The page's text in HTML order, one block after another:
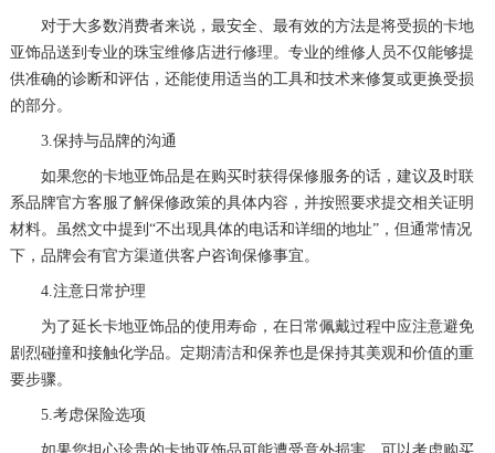
对于大多数消费者来说，最安全、最有效的方法是将受损的卡地
亚饰品送到专业的珠宝维修店进行修理。专业的维修人员不仅能够提
供准确的诊断和评估，还能使用适当的工具和技术来修复或更换受损
的部分。
3.保持与品牌的沟通
如果您的卡地亚饰品是在购买时获得保修服务的话，建议及时联
系品牌官方客服了解保修政策的具体内容，并按照要求提交相关证明
材料。虽然文中提到“不出现具体的电话和详细的地址”，但通常情况
下，品牌会有官方渠道供客户咨询保修事宜。
4.注意日常护理
为了延长卡地亚饰品的使用寿命，在日常佩戴过程中应注意避免
剧烈碰撞和接触化学品。定期清洁和保养也是保持其美观和价值的重
要步骤。
5.考虑保险选项